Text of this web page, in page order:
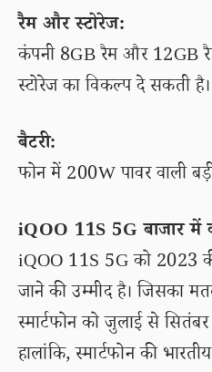
रैम और स्टोरेज:
कंपनी 8GB रैम और 12GB
स्टोरेज का विकल्प दे सकती है।
बैटरी:
फोन में 200W पावर वाली
iQOO 11S 5G बाजार
iQOO 11S 5G को 2023
जाने की उम्मीद है। जिसका
स्मार्टफोन को जुलाई से
हालांकि, स्मार्टफोन की